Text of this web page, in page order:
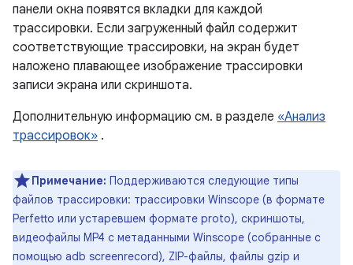
панели окна появятся вкладки для каждой
трассировки. Если загруженный файл содержит
соответствующие трассировки, на экран будет
наложено плавающее изображение трассировки
записи экрана или скриншота.
Дополнительную информацию см. в разделе «Анализ
трассировок» .
Примечание: Поддерживаются следующие типы
файлов трассировки: трассировки Winscope (в формате
Perfetto или устаревшем формате proto), скриншоты,
видеофайлы MP4 с метаданными Winscope (собранные с
помощью adb screenrecord), ZIP-файлы, файлы gzip и